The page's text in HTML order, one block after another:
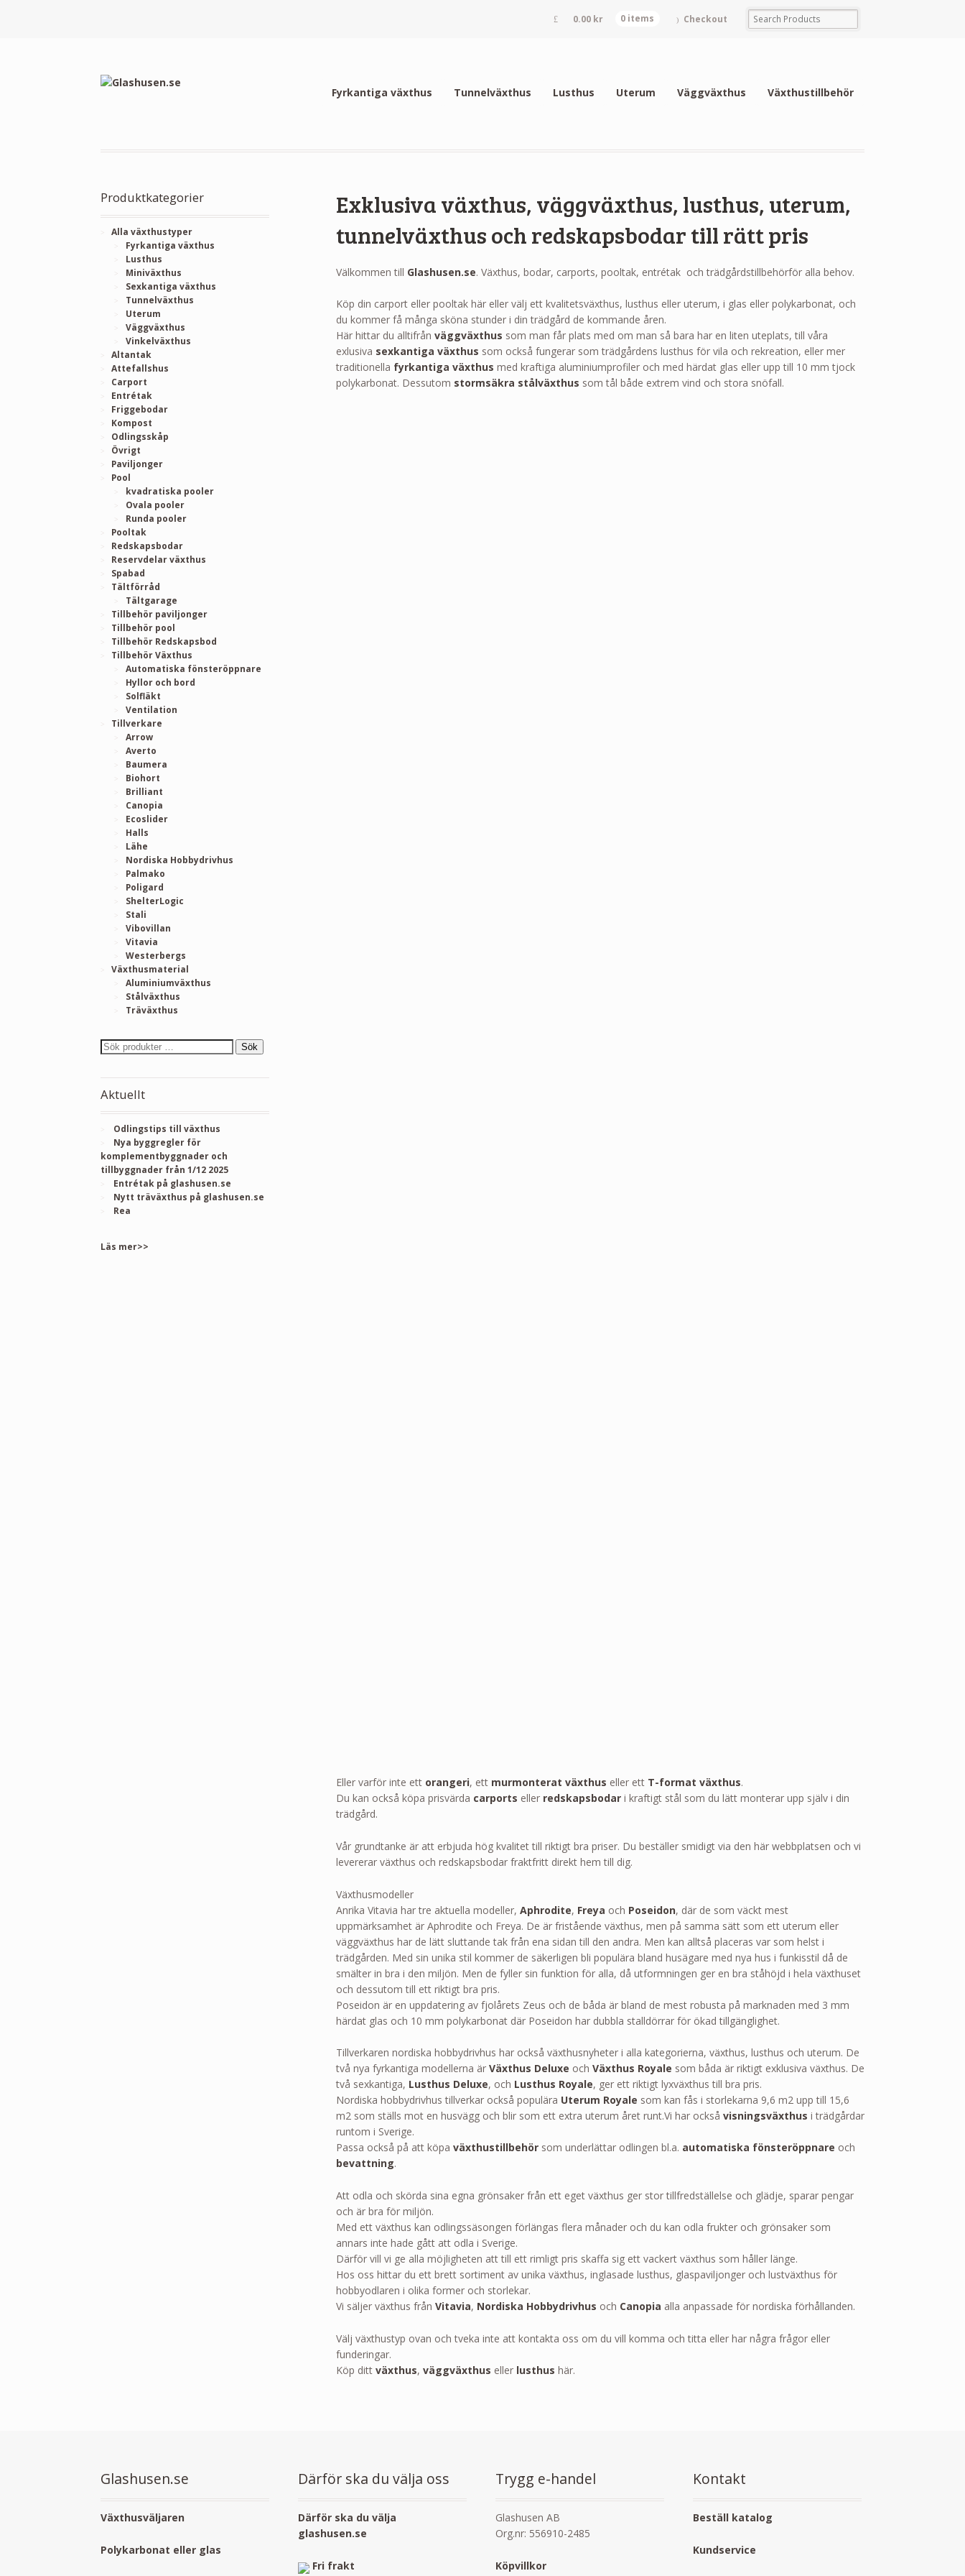
0.00 kr 0 items Checkout
Fyrkantiga växthus Tunnelväxthus Lusthus Uterum Väggväxthus Växthustillbehör
Exklusiva växthus, väggväxthus, lusthus, uterum,
tunnelväxthus och redskapsbodar till rätt pris
Välkommen till Glashusen.se. Växthus, bodar, carports, pooltak, entrétak och trädgårdstillbehörför alla behov.
Köp din carport eller pooltak här eller välj ett kvalitetsväxthus, lusthus eller uterum, i glas eller polykarbonat, och
du kommer få många sköna stunder i din trädgård de kommande åren.
Här hittar du alltifrån väggväxthus som man får plats med om man så bara har en liten uteplats, till våra
exlusiva sexkantiga växthus som också fungerar som trädgårdens lusthus för vila och rekreation, eller mer
traditionella fyrkantiga växthus med kraftiga aluminiumprofiler och med härdat glas eller upp till 10 mm tjock
polykarbonat. Dessutom stormsäkra stålväxthus som tål både extrem vind och stora snöfall.
Eller varför inte ett orangeri, ett murmonterat växthus eller ett T-format växthus.
Du kan också köpa prisvärda carports eller redskapsbodari kraftigt stål som du lätt monterar upp själv i din
trädgård.
Vår grundtanke är att erbjuda hög kvalitet till riktigt bra priser. Du beställer smidigt via den här webbplatsen och vi
levererar växthus och redskapsbodar fraktfritt direkt hem till dig.
Växthusmodeller
Anrika Vitavia har tre aktuella modeller, Aphrodite, Freya och Poseidon, där de som väckt mest
uppmärksamhet är Aphrodite och Freya. De är fristående växthus, men på samma sätt som ett uterum eller
väggväxthus har de lätt sluttande tak från ena sidan till den andra. Men kan alltså placeras var som helst i
trädgården. Med sin unika stil kommer de säkerligen bli populära bland husägare med nya hus i funkisstil då de
smälter in bra i den miljön. Men de fyller sin funktion för alla, då utformningen ger en bra ståhöjd i hela växthuset
och dessutom till ett riktigt bra pris.
Poseidon är en uppdatering av fjolårets Zeus och de båda är bland de mest robusta på marknaden med 3 mm
härdat glas och 10 mm polykarbonat där Poseidon har dubbla stalldörrar för ökad tillgänglighet.
Tillverkaren nordiska hobbydrivhus har också växthusnyheter i alla kategorierna, växthus, lusthus och uterum. De
två nya fyrkantiga modellerna är Växthus Deluxe och Växthus Royale som båda är riktigt exklusiva växthus. De
två sexkantiga, Lusthus Deluxe, och Lusthus Royale, ger ett riktigt lyxväxthus till bra pris.
Nordiska hobbydrivhus tillverkar också populära Uterum Royale som kan fås i storlekarna 9,6 m2 upp till 15,6
m2 som ställs mot en husvägg och blir som ett extra uterum året runt.Vi har också visningsväxthus i trädgårdar
runtom i Sverige.
Passa också på att köpa växthustillbehörsom underlättar odlingen bl.a. automatiska fönsteröppnare och
bevattning.
Att odla och skörda sina egna grönsaker från ett eget växthus ger stor tillfredställelse och glädje, sparar pengar
och är bra för miljön.
Med ett växthus kan odlingssäsongen förlängas flera månader och du kan odla frukter och grönsaker som
annars inte hade gått att odla i Sverige.
Därför vill vi ge alla möjligheten att till ett rimligt pris skaffa sig ett vackert växthus som håller länge.
Hos oss hittar du ett brett sortiment av unika växthus, inglasade lusthus, glaspaviljonger och lustväxthus för
hobbyodlaren i olika former och storlekar.
Vi säljer växthus från Vitavia, Nordiska Hobbydrivhus och Canopia alla anpassade för nordiska förhållanden.
Välj växthustyp ovan och tveka inte att kontakta oss om du vill komma och titta eller har några frågor eller
funderingar.
Köp ditt växthus, väggväxthus eller lusthus här.
Produktkategorier
Alla växthustyper
Fyrkantiga växthus
Lusthus
Miniväxthus
Sexkantiga växthus
Tunnelväxthus
Uterum
Väggväxthus
Vinkelväxthus
Altantak
Attefallshus
Carport
Entrétak
Friggebodar
Kompost
Odlingsskåp
Övrigt
Paviljonger
Pool
kvadratiska pooler
Ovala pooler
Runda pooler
Pooltak
Redskapsbodar
Reservdelar växthus
Spabad
Tältförråd
Tältgarage
Tillbehör paviljonger
Tillbehör pool
Tillbehör Redskapsbod
Tillbehör Växthus
Automatiska fönsteröppnare
Hyllor och bord
Solfläkt
Ventilation
Tillverkare
Arrow
Averto
Baumera
Biohort
Brilliant
Canopia
Ecoslider
Halls
Lähe
Nordiska Hobbydrivhus
Palmako
Poligard
ShelterLogic
Stali
Vibovillan
Vitavia
Westerbergs
Växthusmaterial
Aluminiumväxthus
Stålväxthus
Träväxthus
Sök
Aktuellt
Odlingstips till växthus
Nya byggregler för
komplementbyggnader och
tillbyggnader från 1/12 2025
Entrétak på glashusen.se
Nytt träväxthus på glashusen.se
Rea
Läs mer>>
Glashusen.se
Växthusväljaren
Polykarbonat eller glas
Därför ska du välja oss
Därför ska du välja
glashusen.se
Fri frakt
Trygg e-handel
Glashusen AB
Org.nr: 556910-2485
Köpvillkor
Kontakt
Beställ katalog
Kundservice